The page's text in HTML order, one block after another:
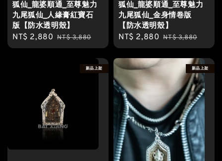
狐仙_龍婆順通_至尊魅力
九尾狐仙_人緣膏紅寶石
版【防水透明殼】
Sale
price
NT$ 2,880 Regular
price
NT$ 3,880
狐仙_龍婆順通_至尊魅力
九尾狐仙_金身情卷版
【防水透明殼】
Sale
price
NT$ 2,880 Regular
price
NT$ 3,880
新品上架 新品上架